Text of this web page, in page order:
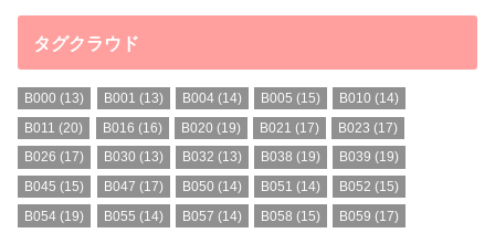
タグクラウド
B000 (13) B001 (13) B004(14) B005 (15) B010 (14)
B011 (20) B016 (16) B020 (19) B021 (17) B023 (17)
B026 (17) B030 (13) B032 (13) B038 (19) B039 (19)
B045 (15) B047 (17) B050 (14) B051 (14) B052 (15)
B054 (19) B055 (14) B057 (14) B058 (15) B059 (17)